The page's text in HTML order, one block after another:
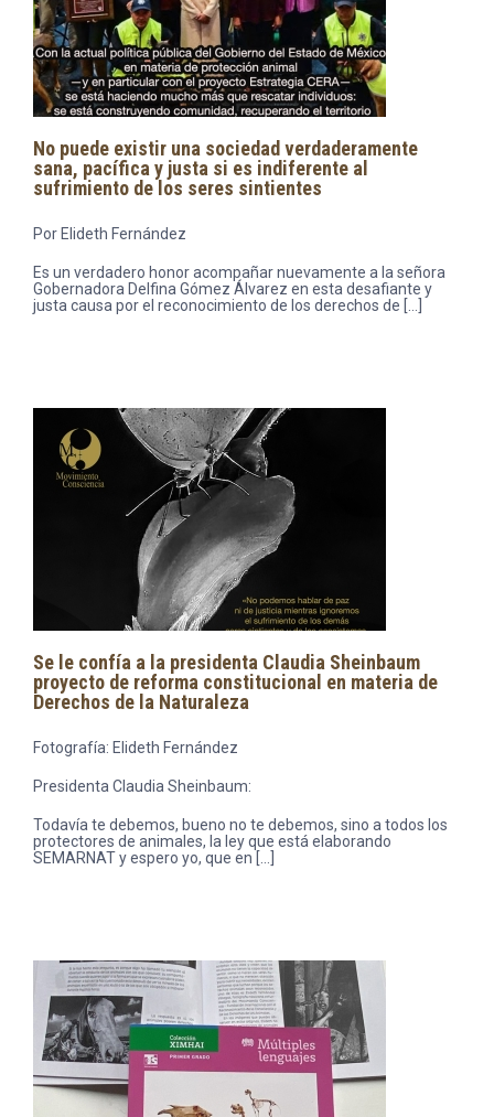
No puede existir una sociedad verdaderamente
sana, pacífica y justa si es indiferente al
sufrimiento de los seres sintientes
Por Elideth Fernández
Es un verdadero honor acompañar nuevamente a la señora
Gobernadora Delfina Gómez Álvarez en esta desafiante y
justa causa por el reconocimiento de los derechos de […]
Se le confía a la presidenta Claudia Sheinbaum
proyecto de reforma constitucional en materia de
Derechos de la Naturaleza
Fotografía: Elideth Fernández
Presidenta Claudia Sheinbaum:
Todavía te debemos, bueno no te debemos, sino a todos los
protectores de animales, la ley que está elaborando
SEMARNAT y espero yo, que en […]